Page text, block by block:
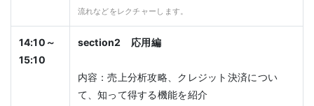
流れなどをレクチャーします。
14:10～
15:10
section2 応用編
内容：売上分析攻略、クレジット決済につい
て、知って得する機能を紹介